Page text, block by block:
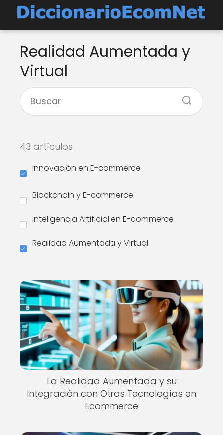
Realidad Aumentada y
Virtual
43 artículos
Innovación en E-commerce
Blockchain y E-commerce
Inteligencia Artificial en E-commerce
Realidad Aumentada y Virtual
La Realidad Aumentada y su
Integración con Otras Tecnologías en
Ecommerce